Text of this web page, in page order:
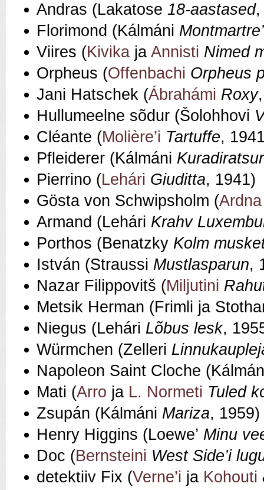
Andras (Lakatose 18-aastased,
Florimond (Kálmáni
Viires (Kivika ja Annisti Nimed
Orpheus (Offenbachi Orpheus
Jani Hatschek (Ábrahámi Roxy
Hullumeelne sõdur (Šolohhovi
Cléante (Molière’i Tartuffe,
Pfleiderer (Kálmáni Kuradiratsur
Pierrino (Lehári Giuditta, 1941)
Gösta von Schwipsholm (Ardna
Armand (Lehári Krahv
Porthos (Benatzky Kolm
István (Straussi Mustlasparun,
Nazar Filippovitš (Miljutini
Metsik Herman (Frimli ja
Niegus (Lehári Lõbus lesk,
Würmchen (Zelleri
Napoleon Saint Cloche
Mati (Arro ja L. Normeti Tuled
Zsupán (Kálmáni Mariza, 1959)
Henry Higgins (Loewe’ Minu
Doc (Bernsteini West Side’i
detektiiv Fix (Verne’i ja Kohouti